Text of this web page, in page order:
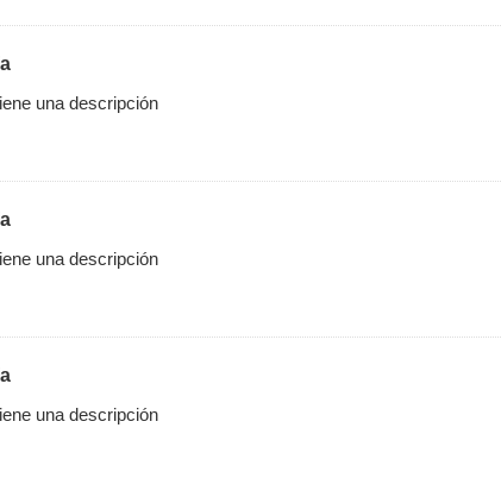
una descripción
una descripción
una descripción